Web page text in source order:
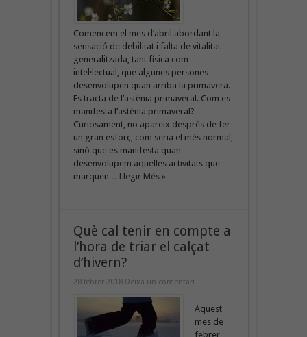
Comencem el mes d’abril abordant la
sensació de debilitat i falta de vitalitat
generalitzada, tant física com
intel·lectual, que algunes persones
desenvolupen quan arriba la primavera.
Es tracta de l’astènia primaveral. Com es
manifesta l’astènia primaveral?
Curiosament, no apareix després de fer
un gran esforç, com seria el més normal,
sinó que es manifesta quan
desenvolupem aquelles activitats que
marquen ... Llegir Més »
Què cal tenir en compte a
l’hora de triar el calçat
d’hivern?
28 febrer 2018 Deixa un comentari
Aquest
mes de
febrer